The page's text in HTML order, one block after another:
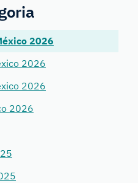
2026
2026
2026
2026